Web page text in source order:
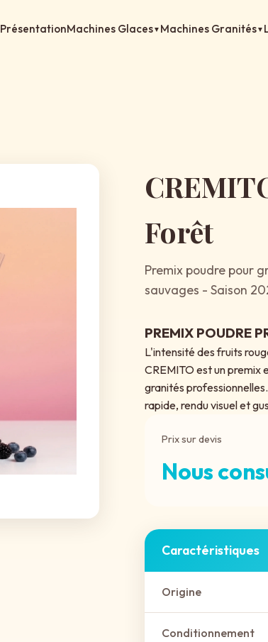
PrésentationMachines Glaces▼ Machines Granités▼
Forêt
Premix poudre pour
sauvages - Saison
PREMIX POUDRE
L'intensité des fruits
CREMITO est un premix
granités
rapide, rendu visuel et
Prix sur devis
Nous
Caractéristiques
Origine
Conditionnement